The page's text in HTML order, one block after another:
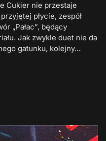
Cukier nie przestaje
płycie, zespół
„Pałac”, będący
Jak zwykle duet nie da
gatunku, kolejny…